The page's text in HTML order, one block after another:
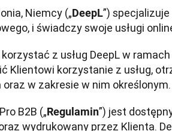
Niemcy („DeepL”)
i świadczy swoje usługi
z usług DeepL w
Klientowi korzystanie z usług,
w zakresie w nim określonym.
B2B („Regulamin”) jest
wydrukowany przez Klienta.